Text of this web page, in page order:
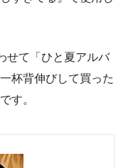
せて「ひと夏アルバ
杯背伸びして買った
す。